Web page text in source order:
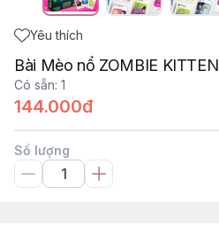
Yêu thích
Bài Mèo nổ ZOMBIE KITTEN
Có sẵn: 1
144.000đ
Số lượng